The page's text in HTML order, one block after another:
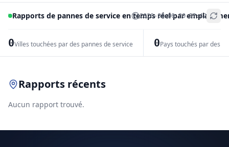
Rapports de pannes de service en temps réel par
2026-08-06 20:57:42
0Villes touchées par des pannes de service 0Pays touchés par des
+
Rapports récents
Aucun rapport trouvé.